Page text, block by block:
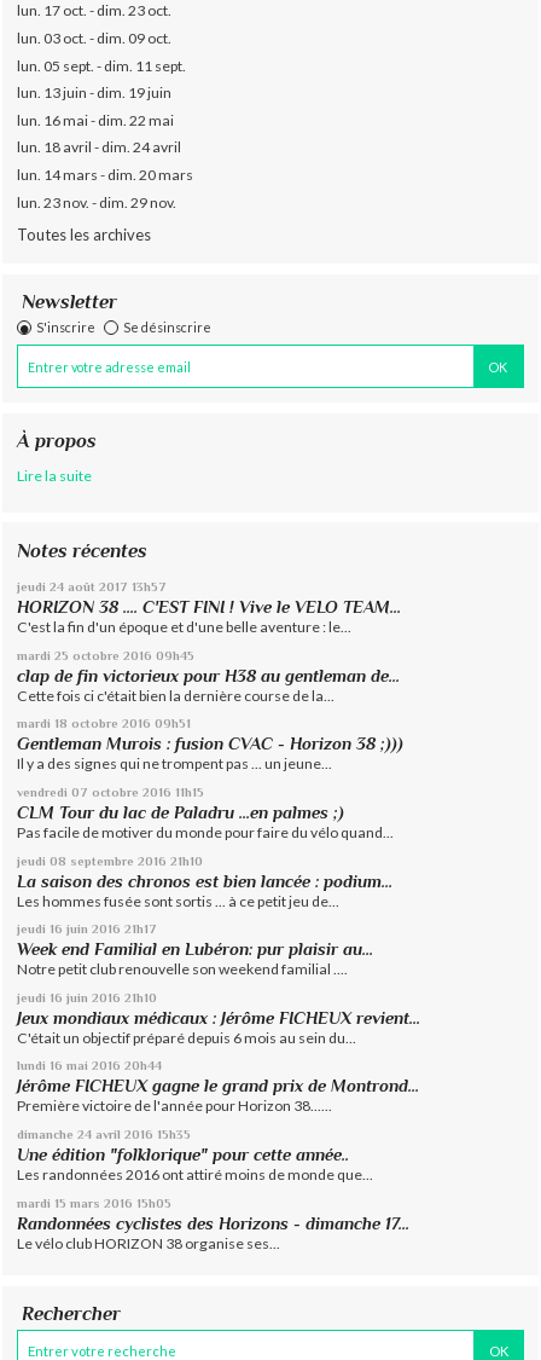
lun. 17 oct. - dim. 23 oct.
lun. 03 oct. - dim. 09 oct.
lun. 05 sept. - dim. 11 sept.
lun. 13 juin - dim. 19 juin
lun. 16 mai - dim. 22 mai
lun. 18 avril - dim. 24 avril
lun. 14 mars - dim. 20 mars
lun. 23 nov. - dim. 29 nov.
Toutes les archives
Newsletter
S'inscrire Se désinscrire
À propos
Lire la suite
Notes récentes
jeudi 24 août 2017 13h57
HORIZON 38 .... C'EST FINI ! Vive le VELO TEAM...
C'est la fin d'un époque et d'une belle aventure : le...
mardi 25 octobre 2016 09h45
clap de fin victorieux pour H38 au gentleman de...
Cette fois ci c'était bien la dernière course de la...
mardi 18 octobre 2016 09h51
Gentleman Murois : fusion CVAC - Horizon 38 ;)))
Il y a des signes qui ne trompent pas ... un jeune...
vendredi 07 octobre 2016 11h15
CLM Tour du lac de Paladru ...en palmes ;)
Pas facile de motiver du monde pour faire du vélo quand...
jeudi 08 septembre 2016 21h10
La saison des chronos est bien lancée : podium...
Les hommes fusée sont sortis ... à ce petit jeu de...
jeudi 16 juin 2016 21h17
Week end Familial en Lubéron: pur plaisir au...
Notre petit club renouvelle son weekend familial ....
jeudi 16 juin 2016 21h10
Jeux mondiaux médicaux : Jérôme FICHEUX revient...
C'était un objectif préparé depuis 6 mois au sein du...
lundi 16 mai 2016 20h44
Jérôme FICHEUX gagne le grand prix de Montrond...
Première victoire de l'année pour Horizon 38......
dimanche 24 avril 2016 15h35
Une édition "folklorique" pour cette année..
Les randonnées 2016 ont attiré moins de monde que...
mardi 15 mars 2016 15h05
Randonnées cyclistes des Horizons - dimanche 17...
Le vélo club HORIZON 38 organise ses...
Rechercher